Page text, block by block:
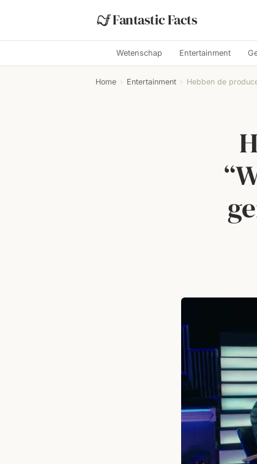
Fantastic Facts
Wetenschap Entertainment
Home › Entertainment › Hebben de